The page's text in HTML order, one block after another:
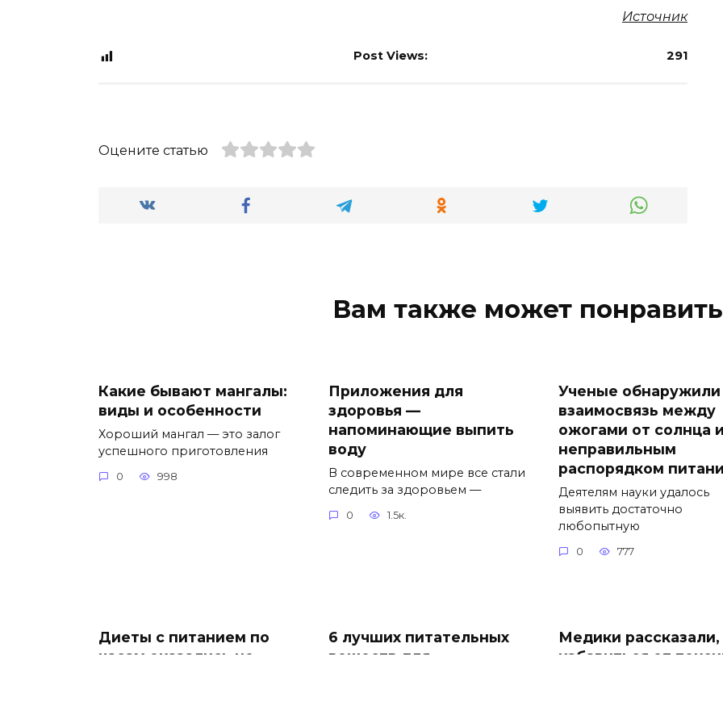
Источник
Post Views: 291
Оцените статью
Вам также может
Какие бывают мангалы:
виды и особенности
Хороший мангал — это залог
успешного приготовления
0 998
Приложения для
здоровья —
напоминающие выпить
воду
В современном мире все стали
следить за здоровьем —
0 1.5к.
Ученые обнаружили
взаимосвязь между
ожогами от солнца
неправильным
распорядком
Деятелям науки удалось
выявить достаточно
любопытную
0 777
Диеты с питанием по
часам оказались не
6 лучших питательных
веществ для
Медики рассказали,
избавиться от